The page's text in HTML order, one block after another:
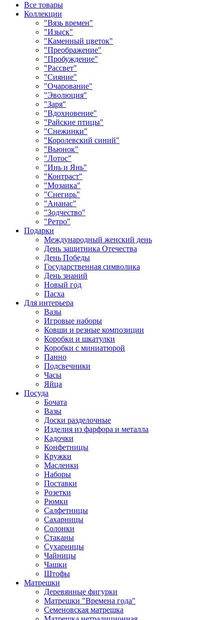
Все товары
Коллекции
"Вязь времен"
"Изыск"
"Каменный цветок"
"Преображение"
"Пробуждение"
"Рассвет"
"Сияние"
"Очарование"
"Эволюция"
"Заря"
"Вдохновение"
"Райские птицы"
"Снежинки"
"Королевский синий"
"Вьюнок"
"Лотос"
"Инь и Янь"
"Контраст"
"Мозаика"
"Снегирь"
"Ананас"
"Зодчество"
"Ретро"
Подарки
Международный женский день
День защитника Отечества
День Победы
Государственная символика
День знаний
Новый год
Пасха
Для интерьера
Вазы
Игровые наборы
Ковши и резные композиции
Коробки и шкатулки
Коробки с миниатюрой
Панно
Подсвечники
Часы
Яйца
Посуда
Бочата
Вазы
Доски разделочные
Изделия из фарфора и металла
Кадочки
Конфетницы
Кружки
Масленки
Наборы
Поставки
Розетки
Рюмки
Салфетницы
Сахарницы
Солонки
Стаканы
Сухарницы
Чайницы
Чашки
Штофы
Матрешки
Деревянные фигурки
Матрешки "Времена года"
Семеновская матрешка